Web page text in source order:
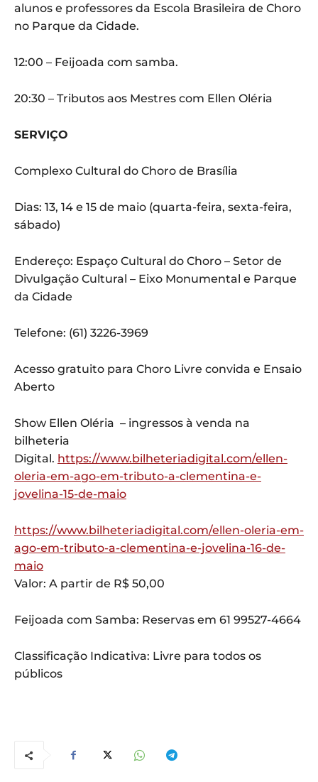
alunos e professores da Escola Brasileira de Choro
no Parque da Cidade.
12:00 – Feijoada com samba.
20:30 – Tributos aos Mestres com Ellen Oléria
SERVIÇO
Complexo Cultural do Choro de Brasília
Dias: 13, 14 e 15 de maio (quarta-feira, sexta-feira,
sábado)
Endereço: Espaço Cultural do Choro – Setor de
Divulgação Cultural – Eixo Monumental e Parque
da Cidade
Telefone: (61) 3226-3969
Acesso gratuito para Choro Livre convida e Ensaio
Aberto
Show Ellen Oléria – ingressos à venda na
bilheteria
Digital. https://www.bilheteriadigital.com/ellen-
oleria-em-ago-em-tributo-a-clementina-e-
jovelina-15-de-maio
https://www.bilheteriadigital.com/ellen-oleria-em-
ago-em-tributo-a-clementina-e-jovelina-16-de-
maio
Valor: A partir de R$ 50,00
Feijoada com Samba: Reservas em 61 99527-4664
Classificação Indicativa: Livre para todos os
públicos